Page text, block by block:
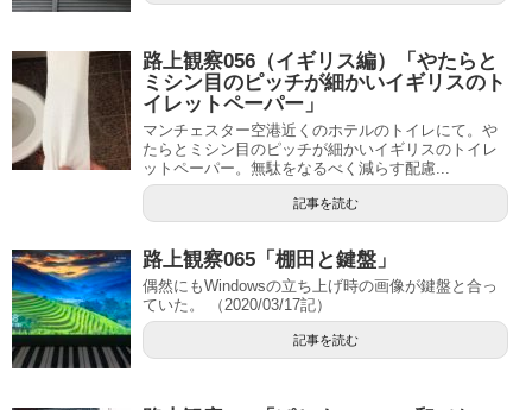
路上観察056（イギリス編）「やたらと
ミシン目のピッチが細かいイギリスのト
イレットペーパー」
マンチェスター空港近くのホテルのトイレにて。や
たらとミシン目のピッチが細かいイギリスのトイレ
ットペーパー。無駄をなるべく減らす配慮...
記事を読む
路上観察065「棚田と鍵盤」
偶然にもWindowsの立ち上げ時の画像が鍵盤と合っ
ていた。 （2020/03/17記）
記事を読む